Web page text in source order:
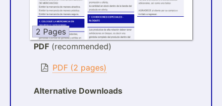
2 Pages
PDF (recommended)
PDF (2 pages)
Alternative Downloads